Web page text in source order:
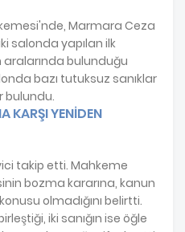
Marmara Ceza
salonda yapılan ilk
bulunduğu
bazı tutuksuz sanıklar
bulundu.
KARŞI YENİDEN
takip etti. Mahkeme
bozma kararına, kanun
olmadığını belirtti.
iki sanığın ise öğle